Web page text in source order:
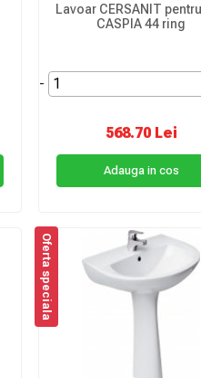
Lavoar CERSANIT
CASPIA 44 ring
-
568.70 Lei
Adauga in cos
Oferta speciala